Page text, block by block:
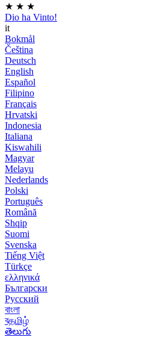
★ ★ ★
Dio ha Vinto!
it
Bokmål
Čeština
Deutsch
English
Español
Filipino
Français
Hrvatski
Indonesia
Italiana
Kiswahili
Magyar
Melayu
Nederlands
Polski
Português
Română
Shqip
Suomi
Svenska
Tiếng Việt
Türkçe
ελληνικά
Български
Русский
বাংলা
বதமிழ்
తెలుగు